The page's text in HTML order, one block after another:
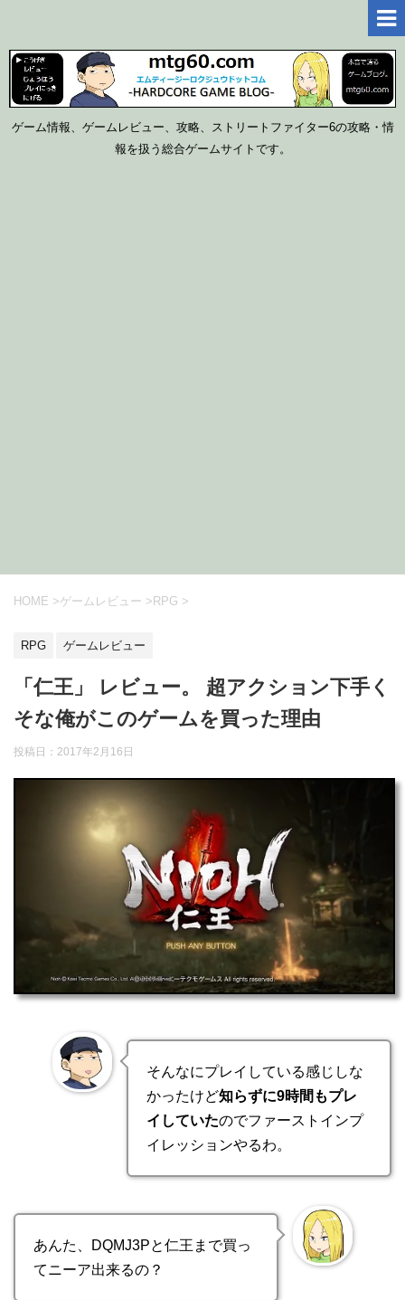
ゲーム情報、ゲームレビュー、攻略、ストリートファイター6の攻略・情
報を扱う総合ゲームサイトです。
HOME >ゲームレビュー >RPG >
RPG ゲームレビュー
「仁王」 レビュー。 超アクション下手く
そな俺がこのゲームを買った理由
投稿日：2017年2月16日
そんなにプレイしている感じしな
かったけど知らずに9時間もプレ
イしていたのでファーストインプ
イレッションやるわ。
あんた、DQMJ3Pと仁王まで買っ
てニーア出来るの？